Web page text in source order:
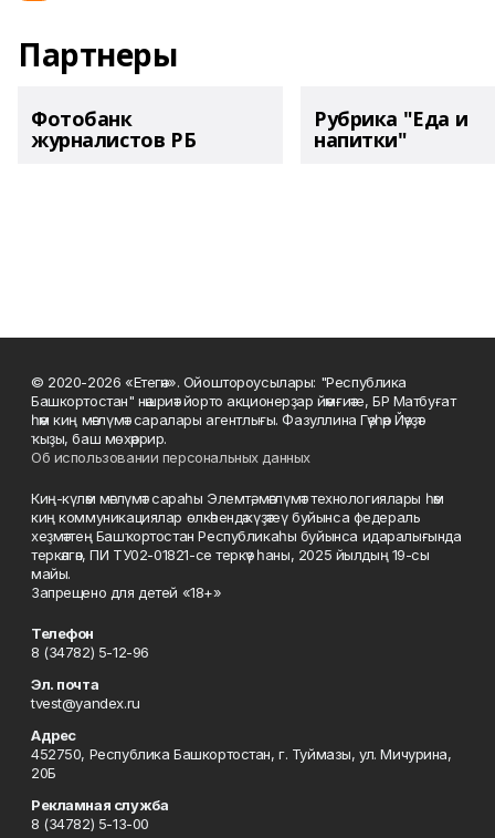
Партнеры
Фотобанк
журналистов РБ
Рубрика "Еда и
напитки"
© 2020-2026 «Етегән». Ойоштороусылары: "Республика
Башкортостан" нәшриәт йорто акционерҙар йәмғиәте, БР Матбуғат
һәм киң мәғлүмәт саралары агентлығы. Фазуллина Гәүһәр Йәүҙәт
ҡыҙы, баш мөхәррир.
Об использовании персональных данных
Киң-күләм мәғлүмәт сараһы Элемтә, мәғлүмәт технологиялары һәм
киң коммуникациялар өлкәһендә күҙәтеү буйынса федераль
хеҙмәттең Башҡортостан Республикаһы буйынса идаралығында
теркәлгән, ПИ ТУ02-01821-се теркәү һаны, 2025 йылдың 19-сы
майы.
Запрещено для детей «18+»
Телефон
8 (34782) 5-12-96
Эл. почта
tvest@yandex.ru
Адрес
452750, Республика Башкортостан, г. Туймазы, ул. Мичурина,
20Б
Рекламная служба
8 (34782) 5-13-00